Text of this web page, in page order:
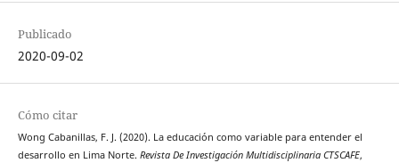
Publicado
2020-09-02
Cómo citar
Wong Cabanillas, F. J. (2020). La educación como variable para entender el
desarrollo en Lima Norte. Revista De Investigación Multidisciplinaria CTSCAFE,